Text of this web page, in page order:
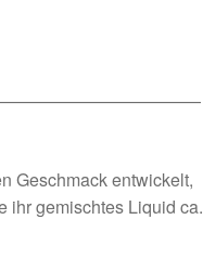
Geschmack entwickelt,
ihr gemischtes Liquid ca.